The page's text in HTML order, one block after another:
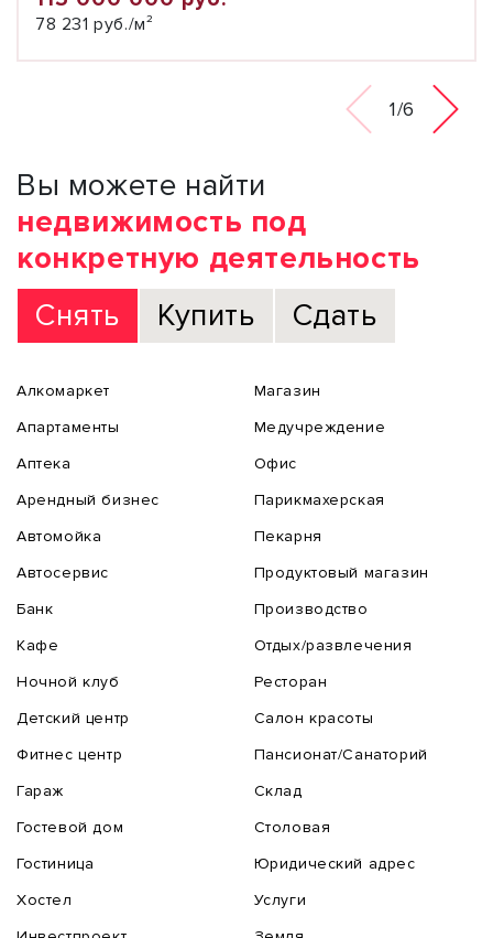
78 231 руб./м²
1/6
Вы можете найти
недвижимость под
конкретную деятельность
Снять
Купить Сдать
Алкомаркет
Апартаменты
Аптека
Арендный бизнес
Автомойка
Автосервис
Банк
Кафе
Ночной клуб
Детский центр
Фитнес центр
Гараж
Гостевой дом
Гостиница
Хостел
Магазин
Медучреждение
Офис
Парикмахерская
Пекарня
Продуктовый магазин
Производство
Отдых/развлечения
Ресторан
Салон красоты
Пансионат/Санаторий
Склад
Столовая
Юридический адрес
Услуги